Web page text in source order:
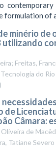
of a
minério de
utilizando
Freitas,
do
)
de
Câmara:
de
Tatiane Severo